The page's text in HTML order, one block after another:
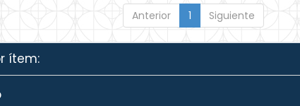
Anterior 1 Siguiente
ítem: